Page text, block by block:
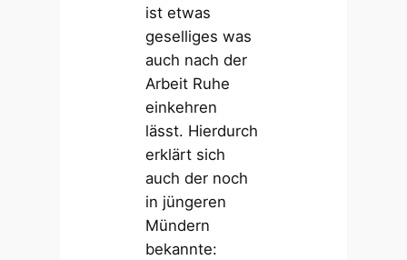
ist etwas
geselliges was
auch nach der
Arbeit Ruhe
einkehren
lässt. Hierdurch
erklärt sich
auch der noch
in jüngeren
Mündern
bekannte: